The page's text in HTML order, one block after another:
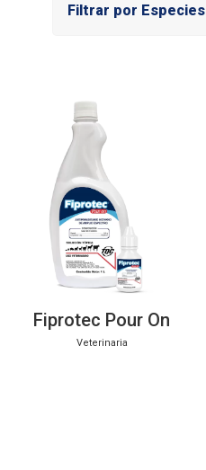
Filtrar por Especies
Fiprotec Pour On
Veterinaria